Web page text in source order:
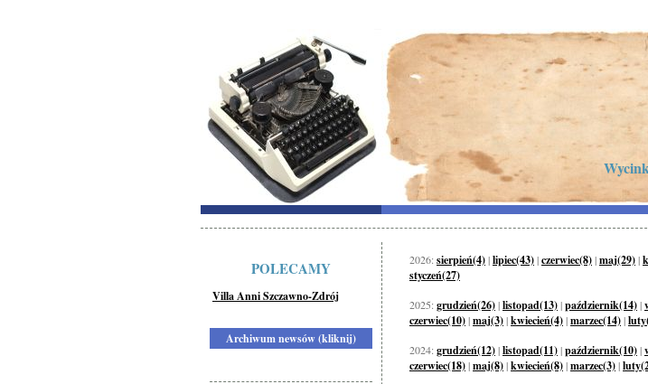
POLECAMY
Villa Anni Szczawno-Zdrój
Archiwum newsów (kliknij)
2026:sierpień(4)|lipiec(43)|czerwiec(8)|maj(29)|
styczeń(27)
2025:grudzień(26)|listopad(13)|październik(14)|
czerwiec(10)|maj(3)|kwiecień(4)|marzec(14)|
2024:grudzień(12)|listopad(11)|październik(10)|
czerwiec(18)|maj(8)|kwiecień(8)|marzec(3)|